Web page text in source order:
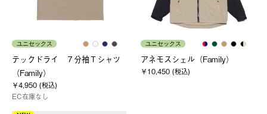
ユニセックス
テックドライ ７分袖Ｔシャツ
（Family）
￥4,950 (税込)
EC在庫なし
ユニセックス
アネモスシェル（Family）
￥10,450 (税込)